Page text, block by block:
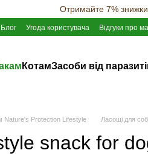
Отримайте 7% знижки
Блог Угода користувача Відгуки про
КотамЗасоби від
Nature's Protection Lifestyle Ласощі для
snack for